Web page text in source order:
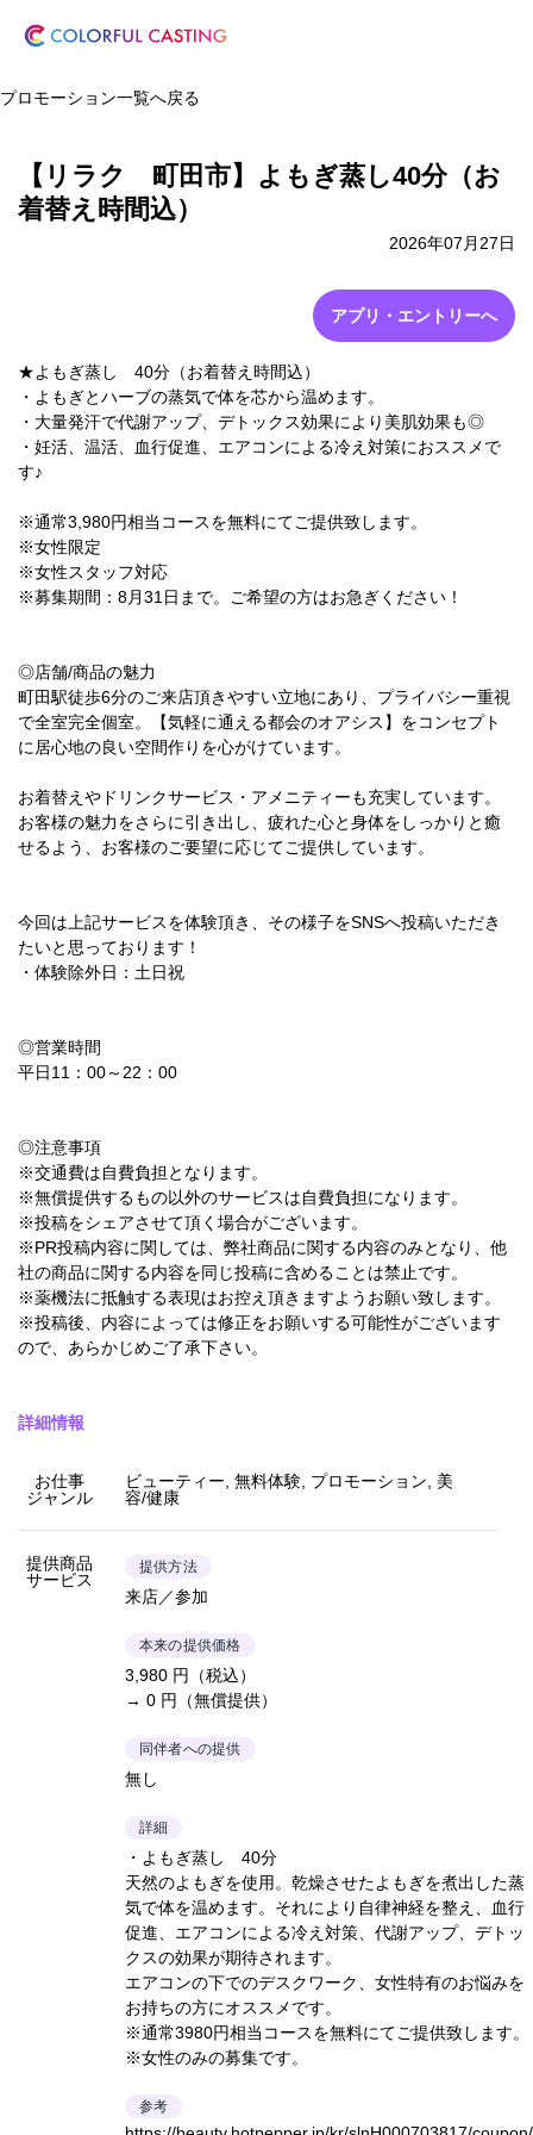
プロモーション一覧へ戻る
【リラク 町田市】よもぎ蒸し40分（お
着替え時間込）
2026年07月27日
アプリ・エントリーへ
★よもぎ蒸し 40分（お着替え時間込）
・よもぎとハーブの蒸気で体を芯から温めます。
・大量発汗で代謝アップ、デトックス効果により美肌効果も◎
・妊活、温活、血行促進、エアコンによる冷え対策におススメで
す♪
※通常3,980円相当コースを無料にてご提供致します。
※女性限定
※女性スタッフ対応
※募集期間：8月31日まで。ご希望の方はお急ぎください！
◎店舗/商品の魅力
町田駅徒歩6分のご来店頂きやすい立地にあり、プライバシー重視
で全室完全個室。【気軽に通える都会のオアシス】をコンセプト
に居心地の良い空間作りを心がけています。
お着替えやドリンクサービス・アメニティーも充実しています。
お客様の魅力をさらに引き出し、疲れた心と身体をしっかりと癒
せるよう、お客様のご要望に応じてご提供しています。
今回は上記サービスを体験頂き、その様子をSNSへ投稿いただき
たいと思っております！
・体験除外日：土日祝
◎営業時間
平日11：00～22：00
◎注意事項
※交通費は自費負担となります。
※無償提供するもの以外のサービスは自費負担になります。
※投稿をシェアさせて頂く場合がございます。
※PR投稿内容に関しては、弊社商品に関する内容のみとなり、他
社の商品に関する内容を同じ投稿に含めることは禁止です。
※薬機法に抵触する表現はお控え頂きますようお願い致します。
※投稿後、内容によっては修正をお願いする可能性がございます
ので、あらかじめご了承下さい。
詳細情報
お仕事
ジャンル
ビューティー, 無料体験, プロモーション, 美
容/健康
提供商品
サービス
提供方法
来店／参加
本来の提供価格
3,980 円（税込）
→ 0 円（無償提供）
同伴者への提供
無し
詳細
・よもぎ蒸し 40分
天然のよもぎを使用。乾燥させたよもぎを煮出した蒸
気で体を温めます。それにより自律神経を整え、血行
促進、エアコンによる冷え対策、代謝アップ、デトッ
クスの効果が期待されます。
エアコンの下でのデスクワーク、女性特有のお悩みを
お持ちの方にオススメです。
※通常3980円相当コースを無料にてご提供致します。
※女性のみの募集です。
参考